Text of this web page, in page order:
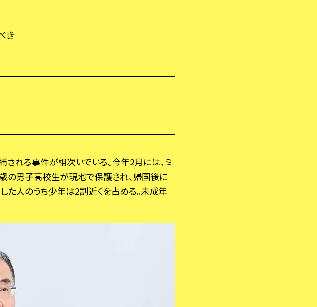
き
れる事件が相次いでいる。今年2月には、ミ
の男子高校生が現地で保護され、帰国後に
人のうち少年は2割近くを占める。未成年